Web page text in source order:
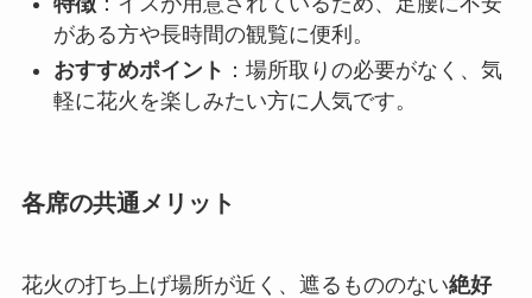
がある方や長時間の観覧に便利。
おすすめポイント ：場所取りの必要がなく、気
軽に花火を楽しみたい方に人気です。
各席の共通メリット
花火の打ち上げ場所が近く、遮るもののない絶好